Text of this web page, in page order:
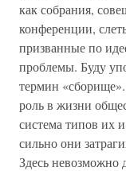
как собрания,
конференции,
призванные по
проблемы. Буду
термин
роль в жизни
система типов их
сильно они
Здесь невозможно